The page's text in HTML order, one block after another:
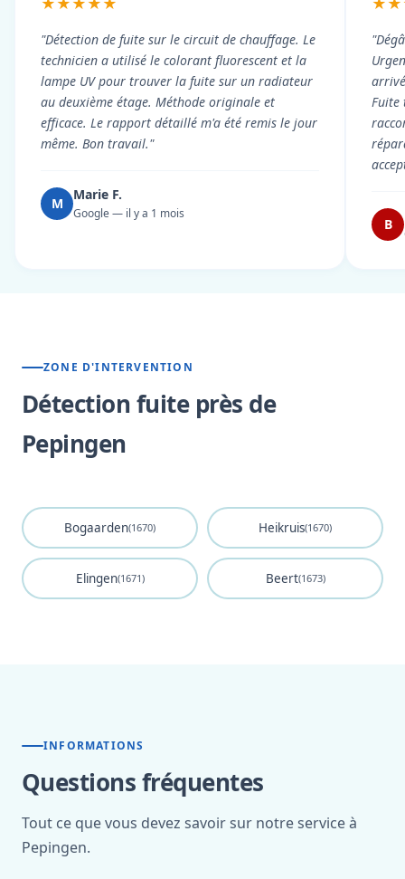
"Détection de fuite sur le circuit de chauffage. Le
technicien a utilisé le colorant fluorescent et la
lampe UV pour trouver la fuite sur un radiateur
au deuxième étage. Méthode originale et
efficace. Le rapport détaillé m'a été remis le jour
même. Bon travail."
M
Marie F.
Google — il y a 1 mois
Fuite
B
ZONE D'INTERVENTION
Détection fuite près de
Pepingen
Bogaarden(1670) Heikruis(1670)
Elingen(1671) Beert(1673)
INFORMATIONS
Questions fréquentes
Tout ce que vous devez savoir sur notre service à
Pepingen.